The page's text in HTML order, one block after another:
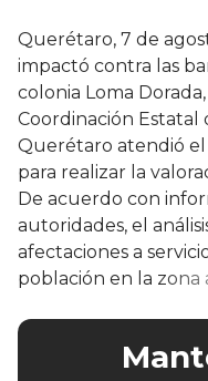
Querétaro, 7 de
impactó contra las
colonia Loma
Coordinación Estatal
Querétaro atendió
para realizar la
De acuerdo con
autoridades, el
afectaciones a
población en la zona